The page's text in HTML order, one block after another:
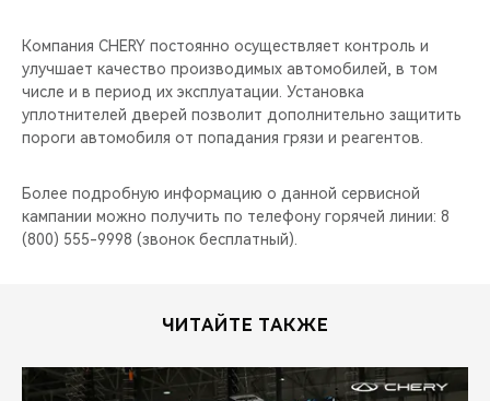
CHERY И СПОРТ
НАШИ МЕРОПРИЯТИЯ
CHERY ДЛЯ ДЕТЕЙ
Компания CHERY постоянно осуществляет контроль и
улучшает качество производимых автомобилей, в том
числе и в период их эксплуатации. Установка
уплотнителей дверей позволит дополнительно защитить
пороги автомобиля от попадания грязи и реагентов.
Более подробную информацию о данной сервисной
кампании можно получить по телефону горячей линии: 8
(800) 555-9998 (звонок бесплатный).
ЧИТАЙТЕ ТАКЖЕ